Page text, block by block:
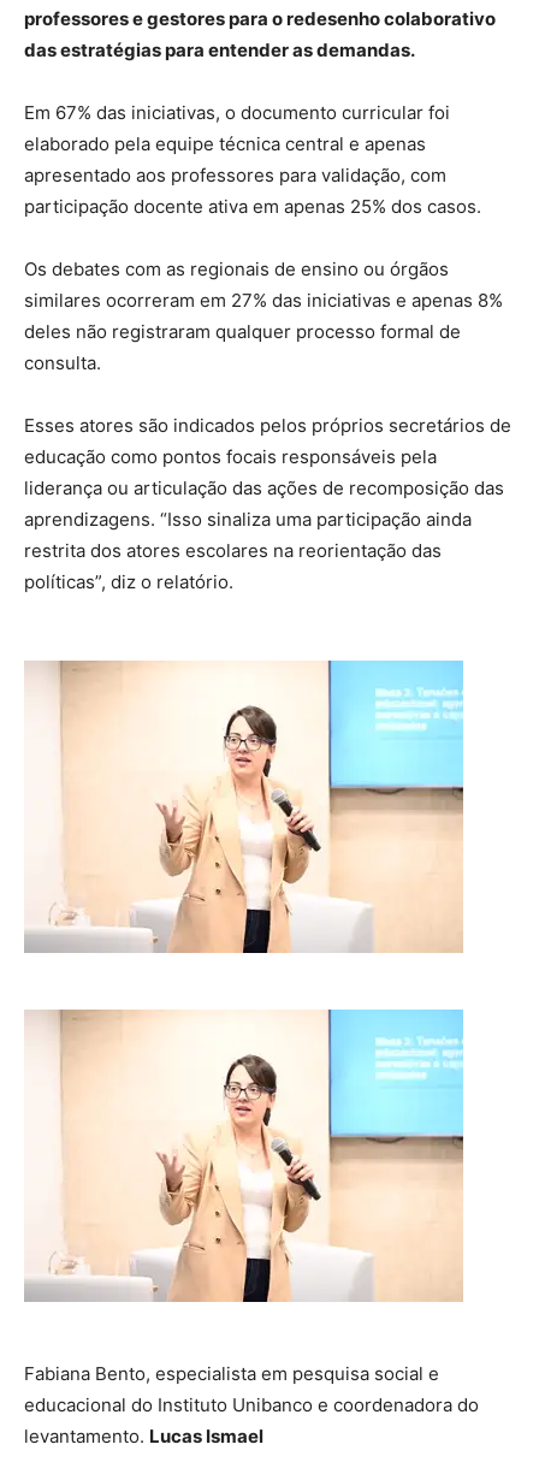
professores e gestores para o redesenho colaborativo
das estratégias para entender as demandas.
Em 67% das iniciativas, o documento curricular foi
elaborado pela equipe técnica central e apenas
apresentado aos professores para validação, com
participação docente ativa em apenas 25% dos casos.
Os debates com as regionais de ensino ou órgãos
similares ocorreram em 27% das iniciativas e apenas 8%
deles não registraram qualquer processo formal de
consulta.
Esses atores são indicados pelos próprios secretários de
educação como pontos focais responsáveis pela
liderança ou articulação das ações de recomposição das
aprendizagens. “Isso sinaliza uma participação ainda
restrita dos atores escolares na reorientação das
políticas”, diz o relatório.
Fabiana Bento, especialista em pesquisa social e
educacional do Instituto Unibanco e coordenadora do
levantamento. Lucas Ismael